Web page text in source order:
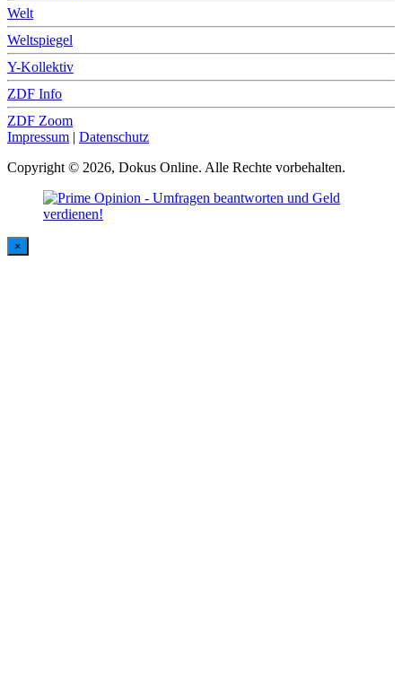
Welt
Weltspiegel
Y-Kollektiv
ZDF Info
ZDF Zoom
Impressum | Datenschutz
Copyright © 2026, Dokus Online. Alle Rechte vorbehalten.
×